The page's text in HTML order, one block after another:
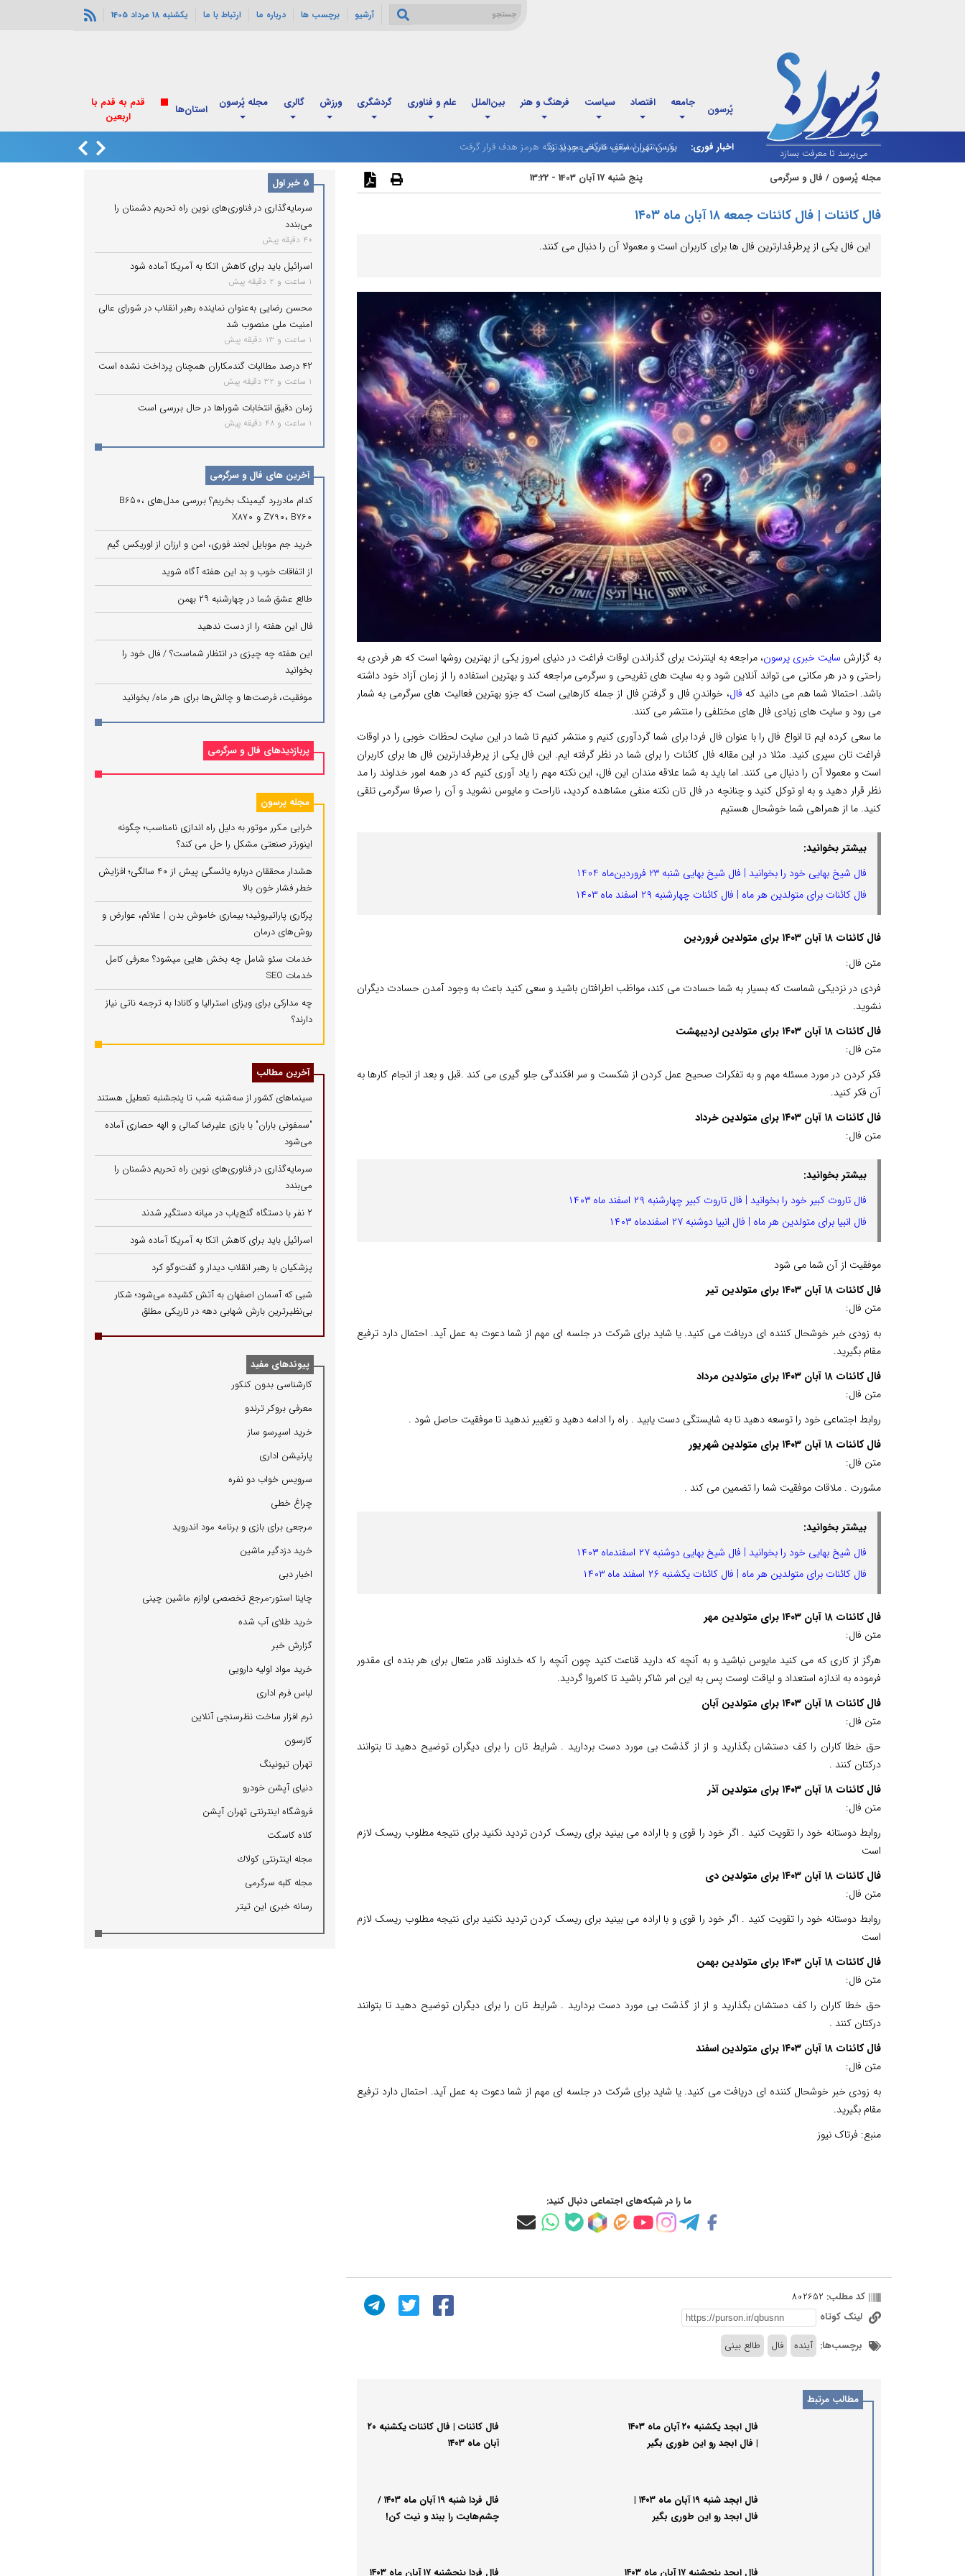
آرشیو برچسب ها درباره ما ارتباط با ما یکشنبه 18 مرداد 1405
می‌پرسد تا معرفت بسازد
پُرسون جامعه اقتصاد سیاست فرهنگ و هنر بین‌الملل علم و فناوری گردشگری ورزش گالری مجله پُرسون استان‌ها
قدم به قدم با
اربعین
اخبار فوری:
بورس تهران سقف تاریخی جدید زد
مجله پُرسون / فال و سرگرمی پنج شنبه 17 آبان 1403 - 13:22
فال کائنات | فال کائنات جمعه ۱۸ آبان ماه ۱۴۰۳
این فال یکی از پرطرفدارترین فال ها برای کاربران است و معمولا آن را دنبال می کنند.
به گزارش سایت خبری پرسون، مراجعه به اینترنت برای گذراندن اوقات فراغت در دنیای امروز یکی از بهترین روشها است که هر فردی به
راحتی و در هر مکانی می تواند آنلاین شود و به سایت های تفریحی و سرگرمی مراجعه کند و بهترین استفاده را از زمان آزاد خود داشته
باشد. احتمالا شما هم می دانید که فال، خواندنِ فال و گرفتنِ فال از جمله کارهایی است که جزو بهترین فعالیت های سرگرمی به شمار
می رود و سایت های زیادی فال های مختلفی را منتشر می کنند.
ما سعی کرده ایم تا انواع فال را با عنوان فال فردا برای شما گردآوری کنیم و منتشر کنیم تا شما در این سایت لحظات خوبی را در اوقات
فراغت تان سپری کنید. مثلا در این مقاله فال کائنات را برای شما در نظر گرفته ایم. این فال یکی از پرطرفدارترین فال ها برای کاربران
است و معمولا آن را دنبال می کنند. اما باید به شما علاقه مندان این فال، این نکته مهم را یاد آوری کنیم که در همه امور خداوند را مد
نظر قرار دهید و به او توکل کنید و چنانچه در فال تان نکته منفی مشاهده کردید، ناراحت و مایوس نشوید و آن را صرفا سرگرمی تلقی
کنید. ما از همراهی شما خوشحال هستیم
بیشتر بخوانید:
فال شیخ بهایی خود را بخوانید | فال شیخ بهایی شنبه 23 فروردین‌ماه 1404
فال کائنات برای متولدین هر ماه | فال کائنات چهارشنبه ۲۹ اسفند ماه ۱۴۰۳
فال کائنات ۱۸ آبان ۱۴۰۳ برای متولدین فروردین
متن فال:
فردی در نزدیکی شماست که بسیار به شما حسادت می کند، مواظب اطرافتان باشید و سعی کنید باعث به وجود آمدن حسادت دیگران
نشوید.
فال کائنات ۱۸ آبان ۱۴۰۳ برای متولدین اردیبهشت
متن فال:
فکر کردن در مورد مسئله مهم و به تفکرات صحیح عمل کردن از شکست و سر افکندگی جلو گیری می کند .قبل و بعد از انجام کارها به
آن فکر کنید.
فال کائنات ۱۸ آبان ۱۴۰۳ برای متولدین خرداد
متن فال:
بیشتر بخوانید:
فال تاروت کبیر خود را بخوانید | فال تاروت کبیر چهارشنبه ۲۹ اسفند ماه ۱۴۰۳
فال انبیا برای متولدین هر ماه | فال انبیا دوشنبه ۲۷ اسفندماه ۱۴۰۳
موفقیت از آن شما می شود
فال کائنات ۱۸ آبان ۱۴۰۳ برای متولدین تیر
متن فال:
به زودی خبر خوشحال کننده ای دریافت می کنید. یا شاید برای شرکت در جلسه ای مهم از شما دعوت به عمل آید. احتمال دارد ترفیع
مقام بگیرید.
فال کائنات ۱۸ آبان ۱۴۰۳ برای متولدین مرداد
متن فال:
روابط اجتماعی خود را توسعه دهید تا به شایستگی دست یابید . راه را ادامه دهید و تغییر ندهید تا موفقیت حاصل شود .
فال کائنات ۱۸ آبان ۱۴۰۳ برای متولدین شهریور
متن فال:
مشورت . ملاقات موفقیت شما را تضمین می کند .
بیشتر بخوانید:
فال شیخ بهایی خود را بخوانید | فال شیخ بهایی دوشنبه ۲۷ اسفندماه ۱۴۰۳
فال کائنات برای متولدین هر ماه | فال کائنات یکشنبه ۲۶ اسفند ماه ۱۴۰۳
فال کائنات ۱۸ آبان ۱۴۰۳ برای متولدین مهر
متن فال:
هرگز از کاری که می کنید مایوس نباشید و به آنچه که دارید قناعت کنید چون آنچه را که خداوند قادر متعال برای هر بنده ای مقدور
فرموده به اندازه استعداد و لیاقت اوست پس به این امر شاکر باشید تا کامروا گردید.
فال کائنات ۱۸ آبان ۱۴۰۳ برای متولدین آبان
متن فال:
حق خطا کاران را کف دستشان بگذارید و از از گذشت بی مورد دست بردارید . شرایط تان را برای دیگران توضیح دهید تا بتوانند
درکتان کنند .
فال کائنات ۱۸ آبان ۱۴۰۳ برای متولدین آذر
متن فال:
روابط دوستانه خود را تقویت کنید . اگر خود را قوی و با اراده می بینید برای ریسک کردن تردید نکنید برای نتیجه مطلوب ریسک لازم
است
فال کائنات ۱۸ آبان ۱۴۰۳ برای متولدین دی
متن فال:
روابط دوستانه خود را تقویت کنید . اگر خود را قوی و با اراده می بینید برای ریسک کردن تردید نکنید برای نتیجه مطلوب ریسک لازم
است
فال کائنات ۱۸ آبان ۱۴۰۳ برای متولدین بهمن
متن فال:
حق خطا کاران را کف دستشان بگذارید و از از گذشت بی مورد دست بردارید . شرایط تان را برای دیگران توضیح دهید تا بتوانند
درکتان کنند .
فال کائنات ۱۸ آبان ۱۴۰۳ برای متولدین اسفند
متن فال:
به زودی خبر خوشحال کننده ای دریافت می کنید. یا شاید برای شرکت در جلسه ای مهم از شما دعوت به عمل آید. احتمال دارد ترفیع
مقام بگیرید.
منبع: فرتاک نیوز
ما را در شبکه‌های اجتماعی دنبال کنید:
کد مطلب: 802652
لینک کوتاه
برچسب‌ها: آینده فال طالع بینی
مطالب مرتبط
فال ابجد یکشنبه ۲۰ آبان ماه ۱۴۰۳
| فال ابجد رو این طوری بگیر
فال کائنات | فال کائنات یکشنبه ۲۰
آبان​ ماه ۱۴۰۳
فال ابجد شنبه ۱۹ آبان ماه ۱۴۰۳ |
فال ابجد رو این طوری بگیر
فال فردا شنبه ۱۹ آبان ماه ۱۴۰۳ /
چشم‌هایت را ببند و نیت کن!
فال ابجد پنجشنبه ۱۷ آبان​ ماه ۱۴۰۳ فال فردا پنجشنبه ۱۷ آبان ماه ۱۴۰۳
5 خبر اول
سرمایه‌گذاری در فناوری‌های نوین راه تحریم دشمنان را
می‌بندد
40 دقیقه پیش
اسرائیل باید برای کاهش اتکا به آمریکا آماده شود
1 ساعت و 2 دقیقه پیش
محسن رضایی به‌عنوان نماینده رهبر انقلاب در شورای عالی
امنیت ملی منصوب شد
1 ساعت و 13 دقیقه پیش
۴۲ درصد مطالبات گندمکاران همچنان پرداخت نشده است
1 ساعت و 32 دقیقه پیش
زمان دقیق انتخابات شوراها در حال بررسی است
1 ساعت و 48 دقیقه پیش
آخرین های فال و سرگرمی
کدام مادربرد گیمینگ بخریم؟ بررسی مدل‌های B650،
Z790، B760 و X870
خرید جم موبایل لجند فوری، امن و ارزان از اوریکس گیم
از اتفاقات خوب و بد این هفته آگاه شوید
طالع عشق شما در چهارشنبه ۲۹ بهمن
فال این هفته را از دست ندهید
این هفته چه چیزی در انتظار شماست؟ / فال خود را
بخوانید
موفقیت، فرصت‌ها و چالش‌ها برای هر ماه/ بخوانید
پربازدیدهای فال و سرگرمی
مجله پرسون
خرابی مکرر موتور به دلیل راه‌ اندازی نامناسب؛ چگونه
اینورتر صنعتی مشکل را حل می‌ کند؟
هشدار محققان درباره یائسگی پیش از ۴۰ سالگی؛ افزایش
خطر فشار خون بالا
پرکاری پاراتیروئید؛ بیماری خاموش بدن | علائم، عوارض و
روش‌های درمان
خدمات سئو شامل چه بخش هایی میشود؟ معرفی کامل
خدمات SEO
چه مدارکی برای ویزای استرالیا و کانادا به ترجمه ناتی نیاز
دارند؟
آخرین مطالب
سینماهای کشور از سه‌شنبه شب تا پنجشنبه تعطیل هستند
"سمفونی باران" با بازی علیرضا کمالی و الهه حصاری آماده
می‌شود
سرمایه‌گذاری در فناوری‌های نوین راه تحریم دشمنان را
می‌بندد
۲ نفر با دستگاه گنج‌یاب در میانه دستگیر شدند
اسرائیل باید برای کاهش اتکا به آمریکا آماده شود
پزشکیان با رهبر انقلاب دیدار و گفت‌وگو کرد
شبی که آسمان اصفهان به آتش کشیده می‌شود؛ شکار
بی‌نظیرترین بارش شهابی دهه در تاریکی مطلق
پیوندهای مفید
كارشناسی بدون كنكور
معرفی بروكر ترندو
خرید اسپرسو ساز
پارتیشن اداری
سرویس خواب دو نفره
چراغ خطی
مرجعی برای بازی و برنامه مود اندروید
خرید دزدگیر ماشین
اخبار دبی
چاینا استور-مرجع تخصصی لوازم ماشین چینی
خرید طلای آب شده
گزارش خبر
خرید مواد اولیه دارویی
لباس فرم اداری
نرم افزار ساخت نظرسنجی آنلاین
كارسون
تهران تیونینگ
دنیای آپشن خودرو
فروشگاه اینترنتی تهران آپشن
كلاه كاسكت
مجله اینترنتی كولاك
مجله كلبه سرگرمی
رسانه خبری این تیتر